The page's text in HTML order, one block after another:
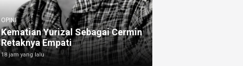
OPINI
Kematian Yurizal Sebagai Cermin
Retaknya Empati
18 jam yang lalu